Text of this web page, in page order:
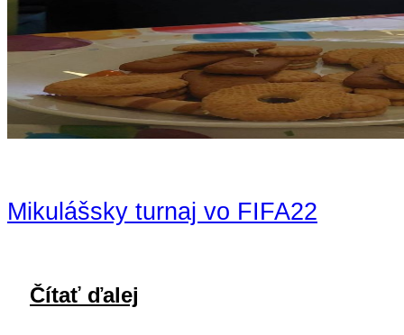
Mikulášsky turnaj vo FIFA22
Čítať ďalej